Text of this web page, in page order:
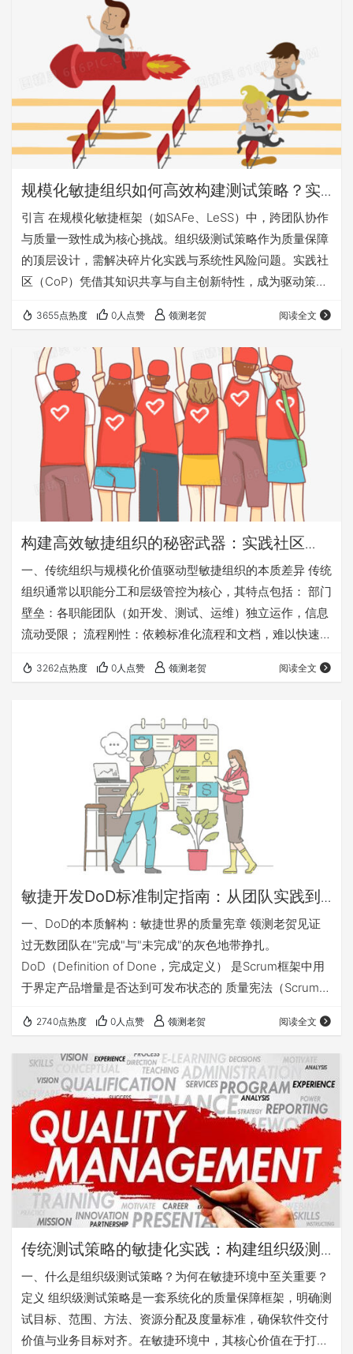
地的桥梁。 测试策略就像团队的质量导航仪——它需要明确
回答三个问题： 当前业务最需要保障哪些质量目标？（比如
支付系统的稳定性＞界面动效的完美性） 现…
规模化敏捷组织如何高效构建测试策略？实
践社区（CoP）驱动质量内建实战指南
引言 在规模化敏捷框架（如SAFe、LeSS）中，跨团队协作
与质量一致性成为核心挑战。组织级测试策略作为质量保障
的顶层设计，需解决碎片化实践与系统性风险问题。实践社
区（CoP）凭借其知识共享与自主创新特性，成为驱动策略
运作机制及其与测试策略的动态协同关系，为规模化敏捷组
织提供实践路径。 一、CoP在规模化敏捷中的定位与价值 1.
​设立初衷与核心定位​ ​初衷​：解决规模化敏捷中因团队分散、
实践不统一导致的质量风险扩散问题。例如某金融企业通过
CoP统一20+团队…
3655点热度 0人点赞 领测老贺 阅读全文
构建高效敏捷组织的秘密武器：实践社区
（CoP）全解析——从理论到落地实战指南
​一、传统组织与规模化价值驱动型敏捷组织的本质差异​ 传统
组织通常以职能分工和层级管控为核心，其特点包括： ​部门
壁垒​：各职能团队（如开发、测试、运维）独立运作，信息
流动受限； ​流程刚性​：依赖标准化流程和文档，难以快速响
偏差。 而规模化价值驱动型敏捷组织则以流动的知识和动态
与规模化协作实现端到端价值交付； ​持续改进文化​：鼓励实
验与反馈，将问题转化为改进机会； ​价值对齐​：所有活动围
3262点热度 0人点赞 领测老贺 阅读全文
敏捷开发DoD标准制定指南：从团队实践到
组织级测试策略
一、DoD的本质解构：敏捷世界的质量宪章 领测老贺见证
过无数团队在"完成"与"未完成"的灰色地带挣扎。​
DoD（Definition of Done，完成定义）​​ 是Scrum框架中用
于界定产品增量是否达到可发布状态的 ​质量宪法​（Scrum
化为可验证的客观标准。 与DoD紧密相关的另一个概念是 ​
DoR（Definition of Ready，就绪定义）​。DoR定义了用户
故事进入迭代开发前必须满足的条件（如需求澄清、验收标
准明确等），而DoD…
2740点热度 0人点赞 领测老贺 阅读全文
传统测试策略的敏捷化实践：构建组织级测
试策略的质量体系协作路径
​​一、什么是组织级测试策略？为何在敏捷环境中至关重要？​​ ​
定义​ 组织级测试策略是一套系统化的质量保障框架，明确测
试目标、范围、方法、资源分配及度量标准，确保软件交付
价值与业务目标对齐。在敏捷环境中，其核心价值在于打破